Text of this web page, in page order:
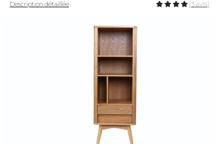
Description détaillée (3 avis)